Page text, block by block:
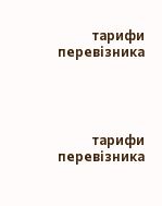
тарифи
перевізника
тарифи
перевізника